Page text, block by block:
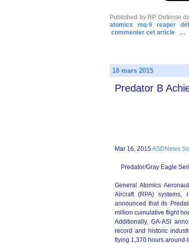
Published by RP Defense
atomics
mq-9 reaper
commenter cet article
…
18 mars 2015
Predator B
Mar 16, 2015ASDNews
Predator/Gray Eagle
General Atomics
Aircraft (RPA) systems,
announced that its
million cumulative flight
Additionally, GA-ASI
record and historic
flying 1,370 hours around-